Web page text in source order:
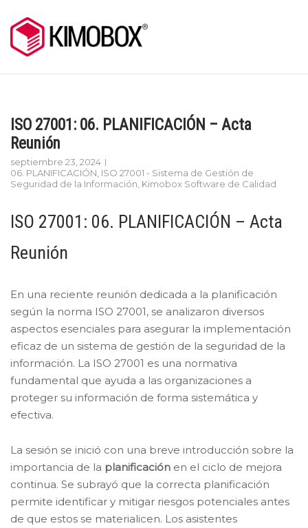
to
content
ISO 27001: 06. PLANIFICACIÓN – Acta
Reunión
septiembre 23, 2024
06. PLANIFICACIÓN ISO 27001 - Sistema de Gestión de
Seguridad de la Información Kimobox Software de Calidad
ISO 27001: 06. PLANIFICACIÓN – Acta
Reunión
En una reciente reunión dedicada a la planificación
según la norma ISO 27001, se analizaron diversos
aspectos esenciales para asegurar la implementación
eficaz de un sistema de gestión de la seguridad de la
información. La ISO 27001 es una normativa
fundamental que ayuda a las organizaciones a
proteger su información de forma sistemática y
efectiva.
La sesión se inició con una breve introducción sobre la
importancia de la planificación en el ciclo de mejora
continua. Se subrayó que la correcta planificación
permite identificar y mitigar riesgos potenciales antes
de que estos se materialicen. Los asistentes